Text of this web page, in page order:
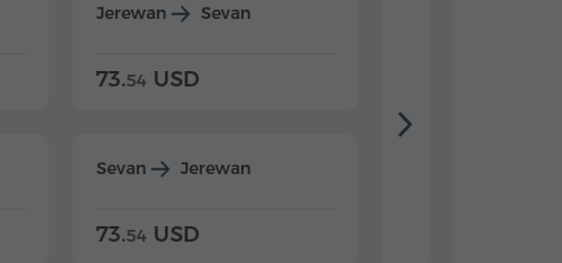
Jerewan Sevan
73.54 USD
Sevan Jerewan
73.54 USD